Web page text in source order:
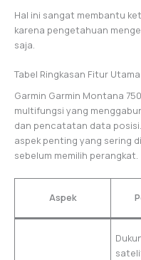
Hal ini sangat membantu
karena pengetahuan
saja.
Tabel Ringkasan Fitur
Garmin Garmin Montana
multifungsi yang
dan pencatatan data
aspek penting yang sering
sebelum memilih perangkat.
Aspek